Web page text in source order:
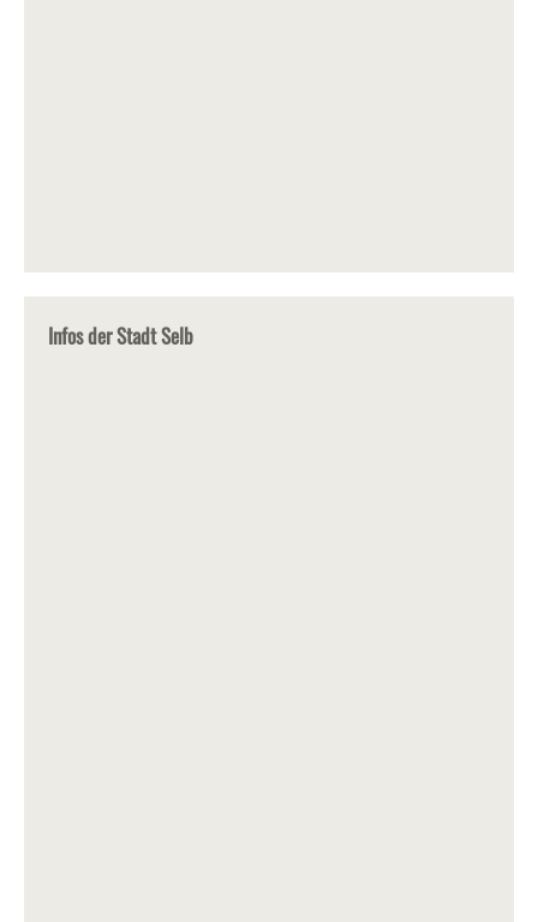
Infos der Stadt Selb